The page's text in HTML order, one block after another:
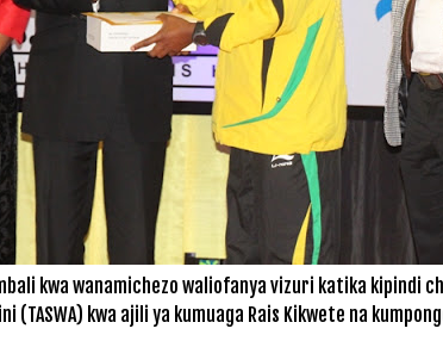
kwa wanamichezo waliofanya vizuri katika kipindi
(TASWA) kwa ajili ya kumuaga Rais Kikwete na